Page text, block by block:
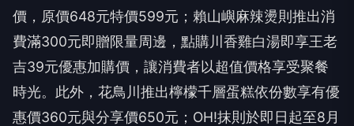
價，原價648元特價599元；賴山嶼麻辣燙則推出消
費滿300元即贈限量周邊，點購川香雞白湯即享王老
吉39元優惠加購價，讓消費者以超值價格享受聚餐
時光。此外，花鳥川推出檸檬千層蛋糕依份數享有優
惠價360元與分享價650元；OH!抹則於即日起至8月